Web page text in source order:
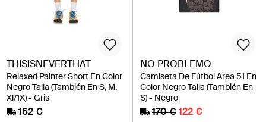
THISISNEVERTHAT
Relaxed Painter Short En Color
Negro Talla (También En S, M,
Xl/1X) - Gris
152 €
NO PROBLEMO
Camiseta De Fútbol Area 51 En
Color Negro Talla (También En
S) - Negro
170 €122 €